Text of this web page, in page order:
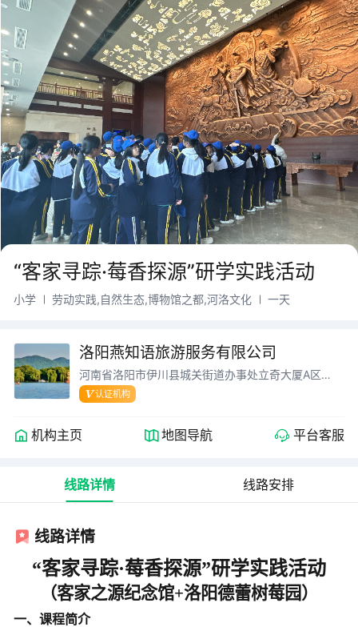
“客家寻踪·莓香探源”研学实践活动
小学 劳动实践,自然生态,博物馆之都,河洛文化 一天
洛阳燕知语旅游服务有限公司
河南省洛阳市伊川县城关街道办事处立奇大厦A区
1022室
认证机构
机构主页 地图导航 平台客服
线路详情 线路安排
线路详情
“客家寻踪·莓香探源”研学实践活动
（客家之源纪念馆+洛阳德蕾树莓园）
一、课程简介